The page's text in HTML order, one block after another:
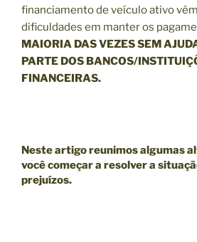
financiamento de veículo ativo
dificuldades em manter os
MAIORIA DAS VEZES SEM
PARTE DOS BANCOS/
FINANCEIRAS.
Neste artigo reunimos algumas
você começar a resolver a
prejuízos.